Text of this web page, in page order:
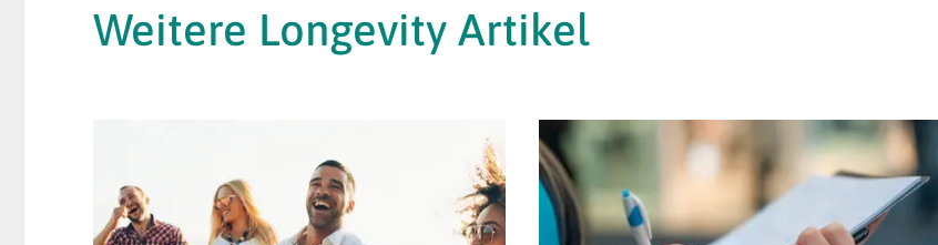
Weitere Longevity Artikel